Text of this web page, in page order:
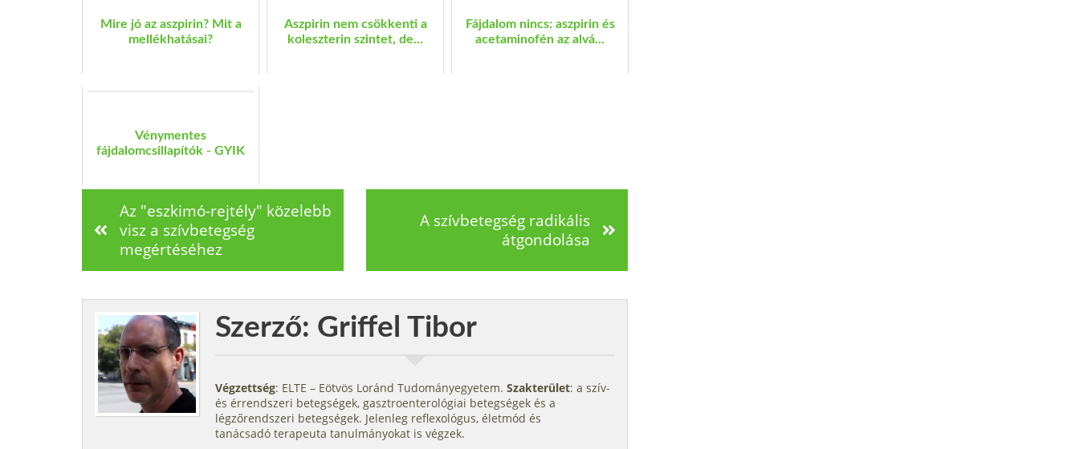
Mire jó az aszpirin? Mit a
mellékhatásai?
Aszpirin nem csökkenti a
koleszterin szintet, de...
Fájdalom nincs: aszpirin és
acetaminofén az alvá...
Vénymentes
fájdalomcsillapítók - GYIK
Az "eszkimó-rejtély" közelebb
visz a szívbetegség
megértéséhez
A szívbetegség radikális
átgondolása
Szerző: Griffel Tibor
Végzettség: ELTE – Eötvös Loránd Tudományegyetem. Szakterület: a szív-
és érrendszeri betegségek, gasztroenterológiai betegségek és a
légzőrendszeri betegségek. Jelenleg reflexológus, életmód és
tanácsadó terapeuta tanulmányokat is végzek.